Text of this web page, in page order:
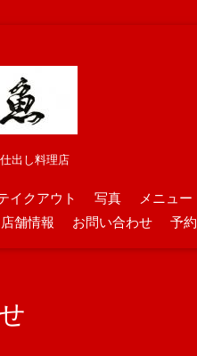
出し料理店
イクアウト 写真 メニュー
店舗情報 お問い合わせ 予約